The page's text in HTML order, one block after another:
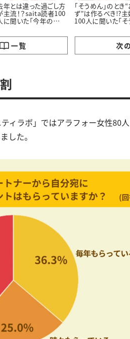
年とは違った過ごし方
主流！？saita読者100
に聞いた「今年の夏
「そうめん」のとき
ず”は作るべき!?主
100人に聞いた「そ
一覧 次
ィラボ」ではアラフォー女性80
した。